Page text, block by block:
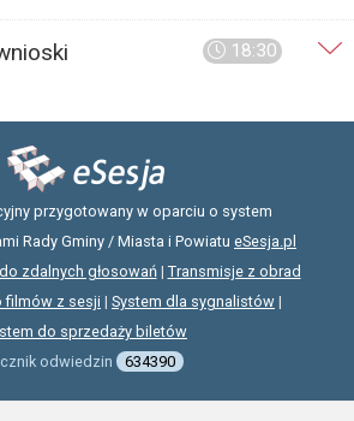
18:30
przygotowany w oparciu o system
Rady Gminy / Miasta i Powiatu eSesja.pl
zdalnych głosowań| Transmisje z obrad
filmów z sesji | System dla sygnalistów |
do sprzedaży biletów
odwiedzin
634390